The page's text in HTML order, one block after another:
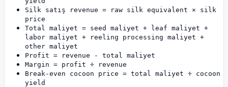
Silk satış revenue = raw silk equivalent × silk
price
Total maliyet = seed maliyet + leaf maliyet +
labor maliyet + reeling processing maliyet +
other maliyet
Profit = revenue - total maliyet
Margin = profit ÷ revenue
Break-even cocoon price = total maliyet ÷ cocoon
yield